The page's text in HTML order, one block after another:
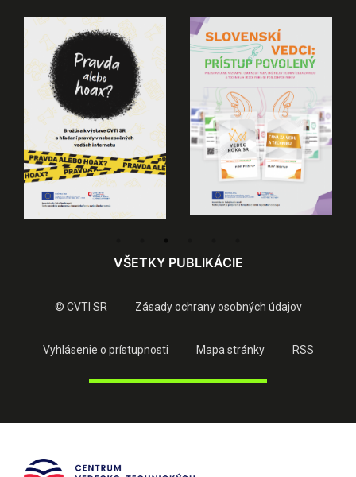
VŠETKY PUBLIKÁCIE
© CVTI SR Zásady ochrany osobných údajov
Vyhlásenie o prístupnosti Mapa stránky RSS